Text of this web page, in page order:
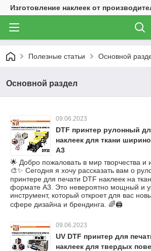
Изготовление наклеек от
Полезные статьи Основной
Основной раздел
09.06.2023
DTF принтер рулонный
наклеек для ткани
А3
🌟 Добро пожаловать в мир творчества и
🎨✨ Сегодня я хочу рассказать вам о
принтере для печати DTF наклеек на
формате А3. Это невероятно мощный и
инструмент, который откроет для вас
сфере дизайна и брендинга. 🌈🖨️
09.06.2023
UV DTF принтер для
наклеек для твердых